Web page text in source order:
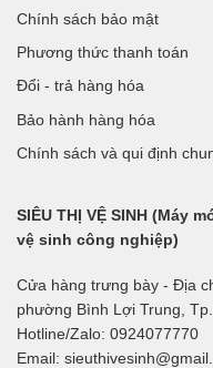
Chính sách bảo mật
Phương thức thanh toán
Đổi - trả hàng hóa
Bảo hành hàng hóa
Chính sách và qui định
SIÊU THỊ VỆ SINH (Máy
vệ sinh công nghiệp)
Cửa hàng trưng bày - Địa
phường Bình Lợi Trung,
Hotline/Zalo: 0924077770
Email: